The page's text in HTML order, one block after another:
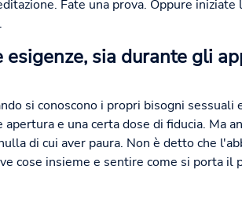
Fate una prova. Oppure iniziate
sia durante gli
si conoscono i propri bisogni sessuali
e una certa dose di fiducia. Ma
di cui aver paura. Non è detto che
cose insieme e sentire come si porta il